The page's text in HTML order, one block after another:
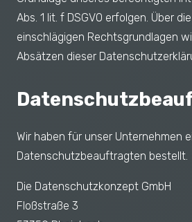
Abs. 1 lit. f DSGVO erfolgen. Über
einschlägigen Rechtsgrundlagen
Absätzen dieser
Wir haben für unser Unternehmen
Datenschutzbeauftragten bestellt.
Die Datenschutzkonzept GmbH
Floßstraße 3